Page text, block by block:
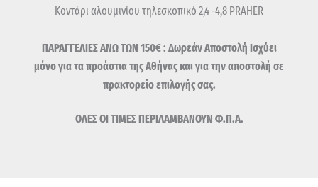
Κοντάρι αλουμινίου τηλεσκοπικό 2,4 -4,8 PRAHER
ΠΑΡΑΓΓΕΛΙΕΣ ΑΝΩ ΤΩΝ 150€ : Δωρεάν Αποστολή Ισχύει
μόνο για τα προάστια της Αθήνας και για την αποστολή σε
πρακτορείο επιλογής σας.
ΟΛΕΣ ΟΙ ΤΙΜΕΣ ΠΕΡΙΛΑΜΒΑΝΟΥΝ Φ.Π.Α.